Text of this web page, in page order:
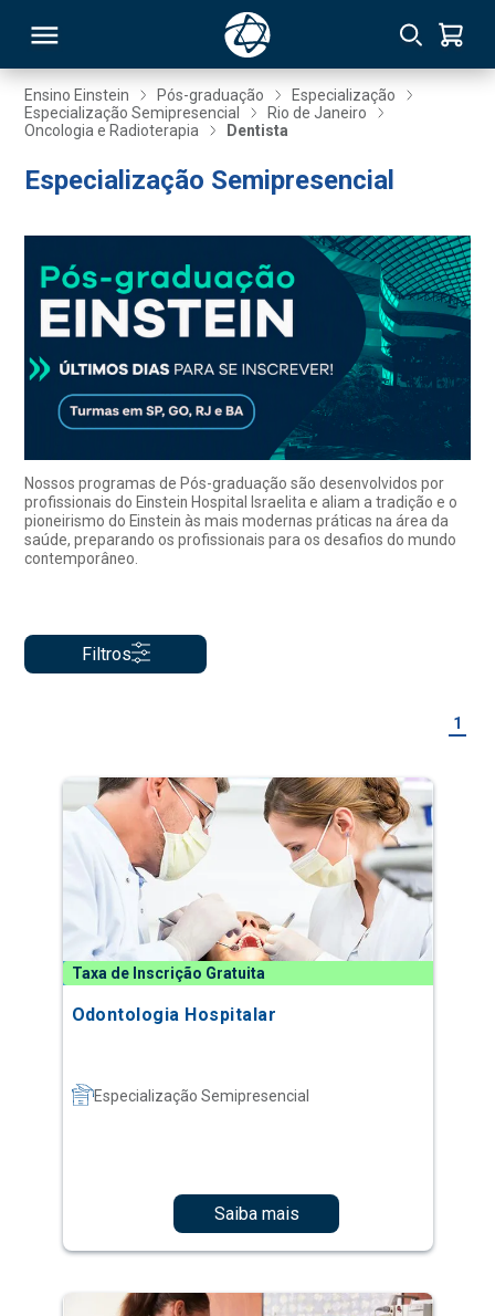
Ensino Einstein Pós-graduação
Especialização
Especialização Semipresencial
Rio de Janeiro
Oncologia e Radioterapia
Dentista
Especialização Semipresencial
Nossos programas de Pós-graduação são desenvolvidos por
profissionais do Einstein Hospital Israelita e aliam a tradição e o
pioneirismo do Einstein às mais modernas práticas na área da
saúde, preparando os profissionais para os desafios do mundo
contemporâneo.
Filtros
1
Taxa de Inscrição Gratuita
Odontologia Hospitalar
Especialização Semipresencial
Saiba mais